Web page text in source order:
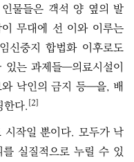
물들은 객석 양 옆의 발
무대에 선 이와 이루는
신중지 합법화 이후로도
는 과제들―의료시설이
낙인의 금지 등―을, 배
다.[2]
시작일 뿐이다. 모두가 낙
실질적으로 누릴 수 있